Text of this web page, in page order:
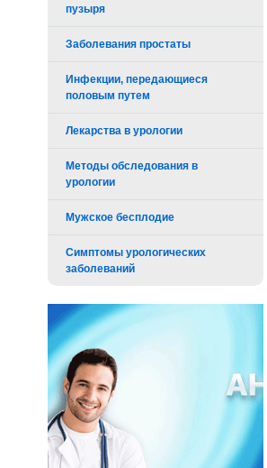
пузыря
Заболевания простаты
Инфекции, передающиеся
половым путем
Лекарства в урологии
Методы обследования в
урологии
Мужское бесплодие
Симптомы урологических
заболеваний